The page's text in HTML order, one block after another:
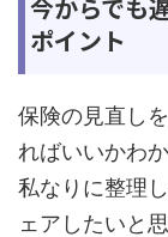
今からでも
ポイント
保険の見直し
ればいいかわ
私なりに整理
ェアしたいと